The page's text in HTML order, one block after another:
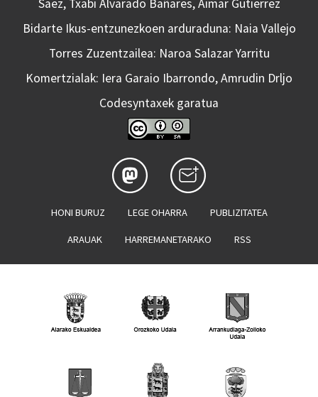
Saez, Txabi Alvarado Bañares, Aimar Gutierrez
Bidarte Ikus-entzunezkoen arduraduna: Naia Vallejo
Torres Zuzentzailea: Naroa Salazar Yarritu
Komertzialak: Iera Garaio Ibarrondo, Amrudin Drljo
Codesyntaxek garatua
HONI BURUZ LEGE OHARRA PUBLIZITATEA
ARAUAK HARREMANETARAKO RSS